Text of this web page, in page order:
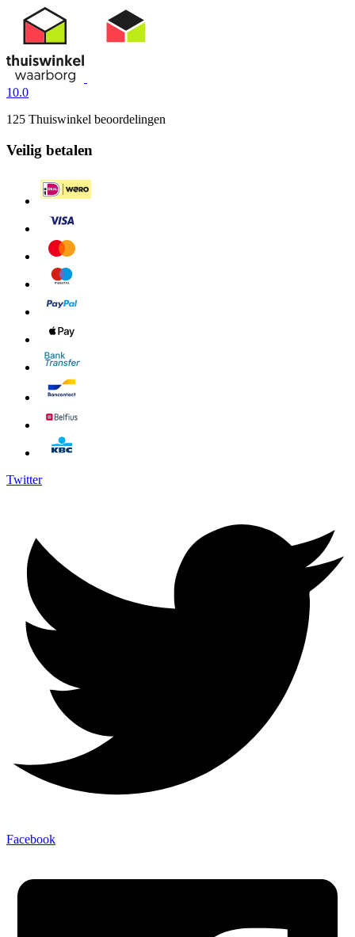
10.0
125 Thuiswinkel beoordelingen
Veilig betalen
Twitter
Facebook